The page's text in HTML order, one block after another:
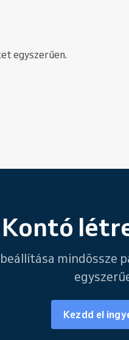
egyszerűen.
Kontó
mindössze
Kezdd el